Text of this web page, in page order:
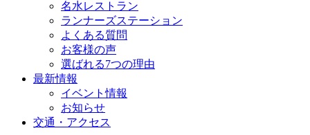
名水レストラン
ランナーズステーション
よくある質問
お客様の声
選ばれる7つの理由
最新情報
イベント情報
お知らせ
交通・アクセス